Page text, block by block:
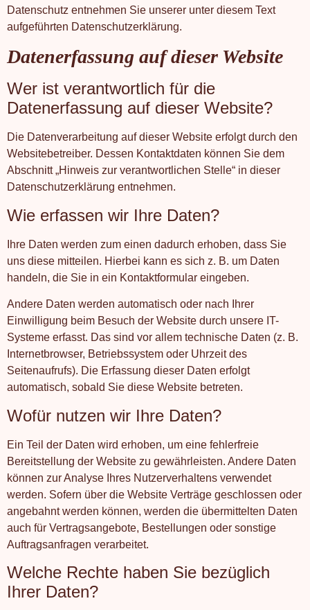
Datenschutz entnehmen Sie unserer unter diesem Text
aufgeführten Datenschutzerklärung.
Datenerfassung auf dieser Website
Wer ist verantwortlich für die
Datenerfassung auf dieser Website?
Die Datenverarbeitung auf dieser Website erfolgt durch den
Websitebetreiber. Dessen Kontaktdaten können Sie dem
Abschnitt „Hinweis zur verantwortlichen Stelle“ in dieser
Datenschutzerklärung entnehmen.
Wie erfassen wir Ihre Daten?
Ihre Daten werden zum einen dadurch erhoben, dass Sie
uns diese mitteilen. Hierbei kann es sich z. B. um Daten
handeln, die Sie in ein Kontaktformular eingeben.
Andere Daten werden automatisch oder nach Ihrer
Einwilligung beim Besuch der Website durch unsere IT-
Systeme erfasst. Das sind vor allem technische Daten (z. B.
Internetbrowser, Betriebssystem oder Uhrzeit des
Seitenaufrufs). Die Erfassung dieser Daten erfolgt
automatisch, sobald Sie diese Website betreten.
Wofür nutzen wir Ihre Daten?
Ein Teil der Daten wird erhoben, um eine fehlerfreie
Bereitstellung der Website zu gewährleisten. Andere Daten
können zur Analyse Ihres Nutzerverhaltens verwendet
werden. Sofern über die Website Verträge geschlossen oder
angebahnt werden können, werden die übermittelten Daten
auch für Vertragsangebote, Bestellungen oder sonstige
Auftragsanfragen verarbeitet.
Welche Rechte haben Sie bezüglich
Ihrer Daten?